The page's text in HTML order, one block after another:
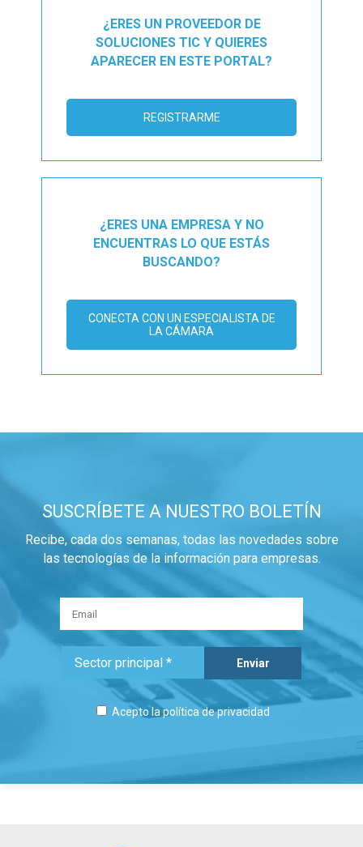
¿ERES UN PROVEEDOR DE
SOLUCIONES TIC Y QUIERES
APARECER EN ESTE PORTAL?
REGISTRARME
¿ERES UNA EMPRESA Y NO
ENCUENTRAS LO QUE ESTÁS
BUSCANDO?
CONECTA CON UN ESPECIALISTA DE
LA CÁMARA
SUSCRÍBETE A NUESTRO BOLETÍN
Recibe, cada dos semanas, todas las novedades sobre
las tecnologías de la información para empresas.
Acepto lapolítica de privacidad